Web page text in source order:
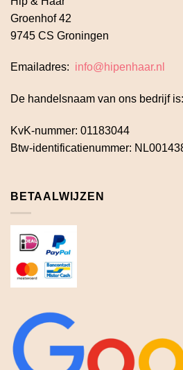
Groenhof 42
9745 CS Groningen
Emailadres: info@hipenhaar.nl
De handelsnaam van ons bedrijf
KvK-nummer: 01183044
Btw-identificatienummer:
BETAALWIJZEN